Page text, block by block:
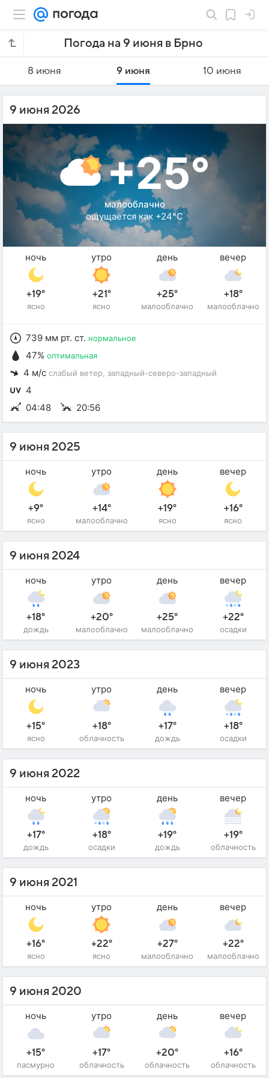
Погода на 9 июня в Брно
8 июня 9 июня 10 июня
9 июня 2026
+25°
малооблачно
ощущается как +24°C
ночь
+19°
ясно
утро
+21°
ясно
день
+25°
малооблачно
вечер
+18°
малооблачно
739 мм рт. ст. нормальное
47% оптимальная
4 м/с слабый ветер , западный-северо-западный
4
04:48
20:56
9 июня 2025
ночь
+9°
ясно
утро
+14°
малооблачно
день
+19°
ясно
вечер
+16°
ясно
9 июня 2024
ночь
+18°
дождь
утро
+20°
малооблачно
день
+25°
малооблачно
вечер
+22°
осадки
9 июня 2023
ночь
+15°
ясно
утро
+18°
облачность
день
+17°
дождь
вечер
+18°
осадки
9 июня 2022
ночь
+17°
дождь
утро
+18°
осадки
день
+19°
дождь
вечер
+19°
облачность
9 июня 2021
ночь
+16°
ясно
утро
+22°
ясно
день
+27°
малооблачно
вечер
+22°
малооблачно
9 июня 2020
ночь
+15°
пасмурно
утро
+17°
облачность
день
+20°
облачность
вечер
+16°
облачность